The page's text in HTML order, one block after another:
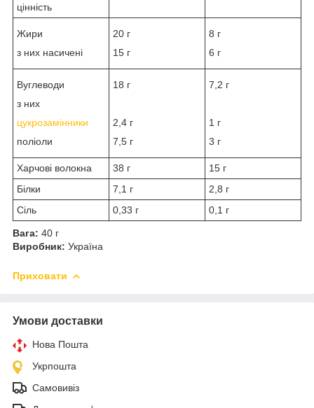
цінність
Жири
з них насичені
20 г
15 г
8 г
6 г
Вуглеводи
з них
цукрозамінники
поліоли
18 г
2,4 г
7,5 г
7,2 г
1 г
3 г
Харчові волокна 38 г
15 г
Білки
7,1 г
2,8 г
Сіль
0,33 г 0,1 г
Вага: 40 г
Виробник: Україна
Приховати
Умови доставки
Нова Пошта
Укрпошта
Самовивіз